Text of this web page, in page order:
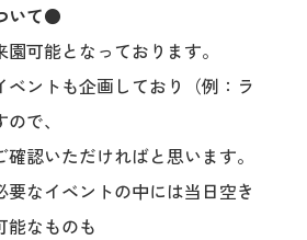
いて●
可能となっております。
ベントも企画しており（例：ラ
で、
認いただければと思います。
要なイベントの中には当日空き
能なものも